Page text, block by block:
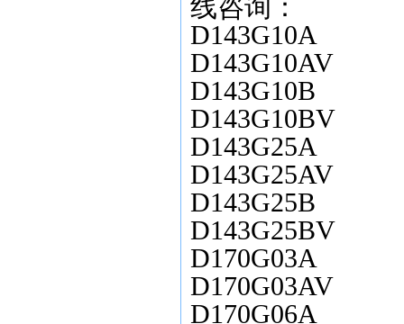
线咨询：
D143G10A
D143G10AV
D143G10B
D143G10BV
D143G25A
D143G25AV
D143G25B
D143G25BV
D170G03A
D170G03AV
D170G06A